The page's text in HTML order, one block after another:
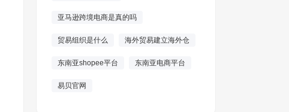
亚马逊跨境电商是真的吗
贸易组织是什么 海外贸易建立海外仓
东南亚shopee平台 东南亚电商平台
易贝官网